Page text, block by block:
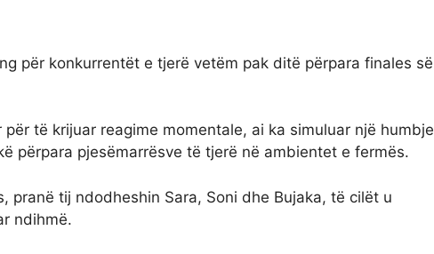
për konkurrentët e tjerë vetëm pak ditë përpara finales së
të krijuar reagime momentale, ai ka simuluar një humbje
përpara pjesëmarrësve të tjerë në ambientet e fermës.
pranë tij ndodheshin Sara, Soni dhe Bujaka, të cilët u
ndihmë.